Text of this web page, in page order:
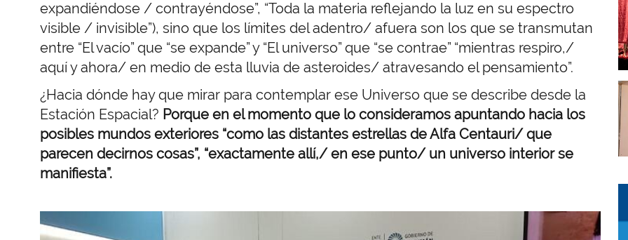
expandiéndose / contrayéndose”, “Toda la materia reflejando la luz en su espectro
visible / invisible”), sino que los límites del adentro/ afuera son los que se transmutan
entre “El vacío” que “se expande” y “El universo” que “se contrae” “mientras respiro,/
aquí y ahora/ en medio de esta lluvia de asteroides/ atravesando el pensamiento”.
¿Hacia dónde hay que mirar para contemplar ese Universo que se describe desde la
Estación Espacial? Porque en el momento que lo consideramos apuntando hacia los
posibles mundos exteriores “como las distantes estrellas de Alfa Centauri/ que
parecen decirnos cosas”, “exactamente allí,/ en ese punto/ un universo interior se
manifiesta”.